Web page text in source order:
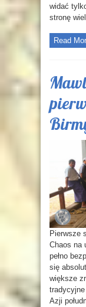
widać
stronę
Read
Pierwsze
Chaos na
pełno
się
większe
Azji